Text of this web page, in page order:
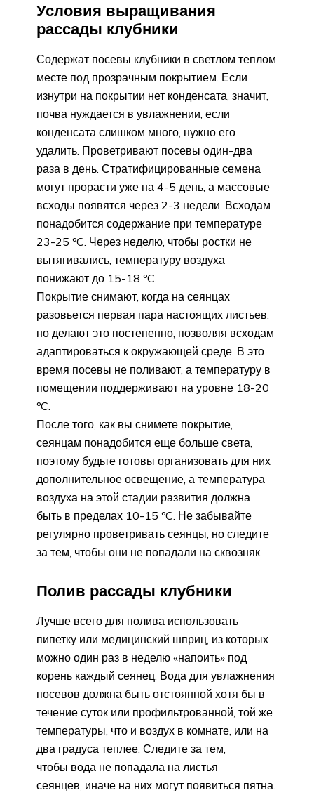
Условия выращивания
рассады клубники
Содержат посевы клубники в светлом теплом
месте под прозрачным покрытием. Если
изнутри на покрытии нет конденсата, значит,
почва нуждается в увлажнении, если
конденсата слишком много, нужно его
удалить. Проветривают посевы один-два
раза в день. Стратифицированные семена
могут прорасти уже на 4-5 день, а массовые
всходы появятся через 2-3 недели. Всходам
понадобится содержание при температуре
23-25 ºC. Через неделю, чтобы ростки не
вытягивались, температуру воздуха
понижают до 15-18 ºC.
Покрытие снимают, когда на сеянцах
разовьется первая пара настоящих листьев,
но делают это постепенно, позволяя всходам
адаптироваться к окружающей среде. В это
время посевы не поливают, а температуру в
помещении поддерживают на уровне 18-20
ºC.
После того, как вы снимете покрытие,
сеянцам понадобится еще больше света,
поэтому будьте готовы организовать для них
дополнительное освещение, а температура
воздуха на этой стадии развития должна
быть в пределах 10-15 ºC. Не забывайте
регулярно проветривать сеянцы, но следите
за тем, чтобы они не попадали на сквозняк.
Полив рассады клубники
Лучше всего для полива использовать
пипетку или медицинский шприц, из которых
можно один раз в неделю «напоить» под
корень каждый сеянец. Вода для увлажнения
посевов должна быть отстоянной хотя бы в
течение суток или профильтрованной, той же
температуры, что и воздух в комнате, или на
два градуса теплее. Следите за тем,
чтобы вода не попадала на листья
сеянцев, иначе на них могут появиться пятна.